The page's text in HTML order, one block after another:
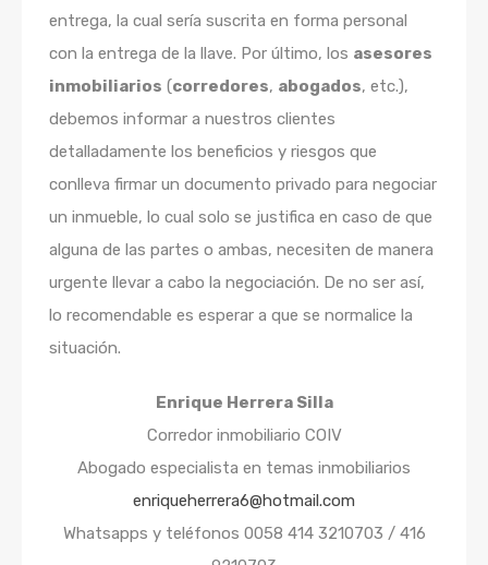
entrega, la cual sería suscrita en forma personal
con la entrega de la llave. Por último, los asesores
inmobiliarios (corredores, abogados, etc.),
debemos informar a nuestros clientes
detalladamente los beneficios y riesgos que
conlleva firmar un documento privado para negociar
un inmueble, lo cual solo se justifica en caso de que
alguna de las partes o ambas, necesiten de manera
urgente llevar a cabo la negociación. De no ser así,
lo recomendable es esperar a que se normalice la
situación.
Enrique Herrera Silla
Corredor inmobiliario COIV
Abogado especialista en temas inmobiliarios
enriqueherrera6@hotmail.com
Whatsapps y teléfonos 0058 414 3210703 / 416